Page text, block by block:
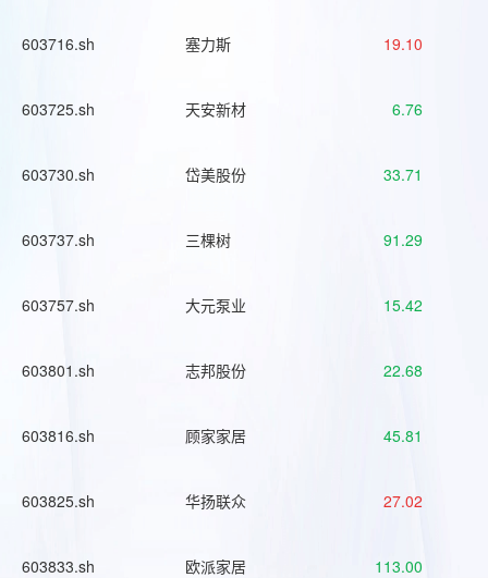
603716.sh 塞力斯 19.10
603725.sh 天安新材 6.76
603730.sh 岱美股份 33.71
603737.sh 三棵树 91.29
603757.sh 大元泵业 15.42
603801.sh 志邦股份 22.68
603816.sh 顾家家居 45.81
603825.sh 华扬联众 27.02
603833.sh 欧派家居 113.00